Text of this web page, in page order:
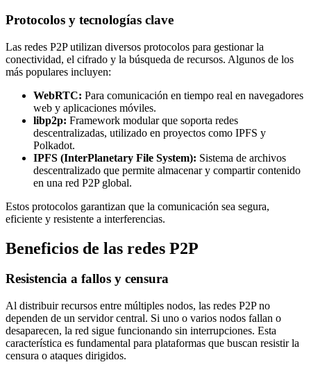
Protocolos y tecnologías clave
Las redes P2P utilizan diversos protocolos para gestionar la
conectividad, el cifrado y la búsqueda de recursos. Algunos de los
más populares incluyen:
WebRTC: Para comunicación en tiempo real en navegadores
web y aplicaciones móviles.
libp2p: Framework modular que soporta redes
descentralizadas, utilizado en proyectos como IPFS y
Polkadot.
IPFS (InterPlanetary File System): Sistema de archivos
descentralizado que permite almacenar y compartir contenido
en una red P2P global.
Estos protocolos garantizan que la comunicación sea segura,
eficiente y resistente a interferencias.
Beneficios de las redes P2P
Resistencia a fallos y censura
Al distribuir recursos entre múltiples nodos, las redes P2P no
dependen de un servidor central. Si uno o varios nodos fallan o
desaparecen, la red sigue funcionando sin interrupciones. Esta
característica es fundamental para plataformas que buscan resistir la
censura o ataques dirigidos.